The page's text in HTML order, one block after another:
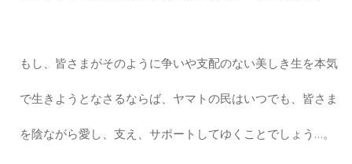
もし、皆さまがそのように争いや支配のない美しき生を本気
で生きようとなさるならば、ヤマトの民はいつでも、皆さま
を陰ながら愛し、支え、サポートしてゆくことでしょう…。